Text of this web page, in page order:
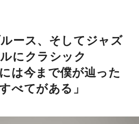
ース、そしてジャズ
にクラシック
は今まで僕が辿った
べてがある」